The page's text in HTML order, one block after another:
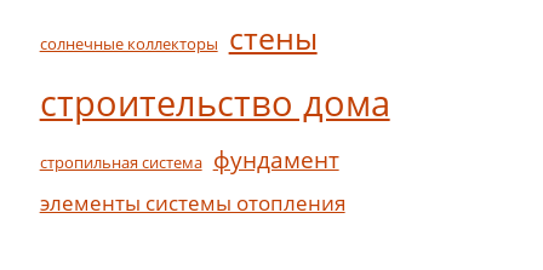
солнечные коллекторы стены
строительство дома
стропильная система фундамент
элементы системы отопления